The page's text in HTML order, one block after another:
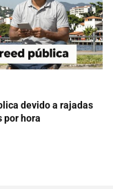
devido a rajadas
por hora